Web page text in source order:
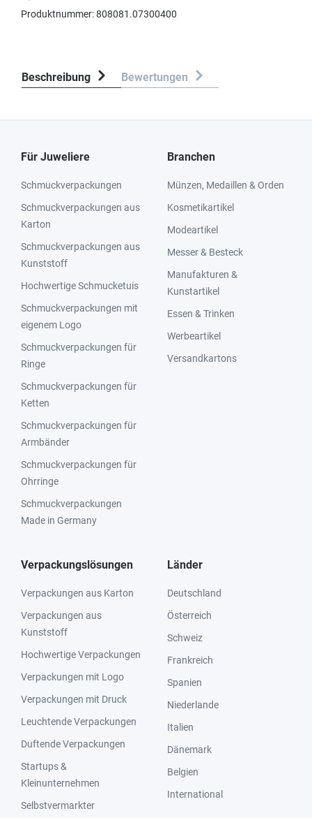
Produktnummer:808081.07300400
Beschreibung Bewertungen
Für Juweliere
Schmuckverpackungen
Schmuckverpackungen aus
Karton
Schmuckverpackungen aus
Kunststoff
Hochwertige Schmucketuis
Schmuckverpackungen mit
eigenem Logo
Schmuckverpackungen für
Ringe
Schmuckverpackungen für
Ketten
Schmuckverpackungen für
Armbänder
Schmuckverpackungen für
Ohrringe
Schmuckverpackungen
Made in Germany
Branchen
Münzen, Medaillen & Orden
Kosmetikartikel
Modeartikel
Messer & Besteck
Manufakturen &
Kunstartikel
Essen & Trinken
Werbeartikel
Versandkartons
Verpackungslösungen
Verpackungen aus Karton
Verpackungen aus
Kunststoff
Hochwertige Verpackungen
Verpackungen mit Logo
Verpackungen mit Druck
Leuchtende Verpackungen
Duftende Verpackungen
Startups &
Kleinunternehmen
Selbstvermarkter
Länder
Deutschland
Österreich
Schweiz
Frankreich
Spanien
Niederlande
Italien
Dänemark
Belgien
International